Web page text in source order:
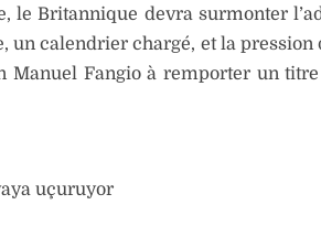
le Britannique devra surmonter
un calendrier chargé, et la pression
Manuel Fangio à remporter un
uçuruyor